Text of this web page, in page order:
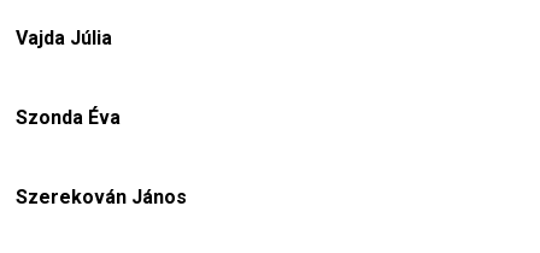
Vajda Júlia
Szonda Éva
Szerekován János